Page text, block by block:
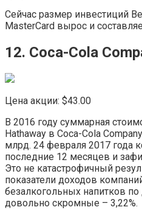
Сейчас размер инвестиций
MasterCard вырос и
12. Coca-Cola
Цена акции: $43.00
В 2016 году суммарная
Hathaway в Coca-Cola
млрд. 24 февраля 2017 года
последние 12 месяцев и
Это не катастрофичный
показатели доходов
безалкогольных напитков
довольно скромные – 3,22%.